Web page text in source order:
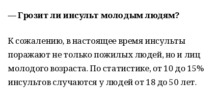
— Грозит ли инсульт молодым людям?
К сожалению, в настоящее время инсульты
поражают не только пожилых людей, но и лиц
молодого возраста. По статистике, от 10 до 15%
инсультов случаются у людей от 18 до 50 лет.